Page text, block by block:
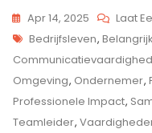
Apr 14, 2025 Laat
Tags
Bedrijfsleven, Belangrijk
Omgeving, Ondernemer,
Professionele Impact,
Teamleider,